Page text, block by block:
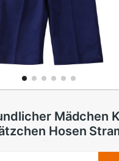
Mädchen
Hosen
Outfit Kleidung